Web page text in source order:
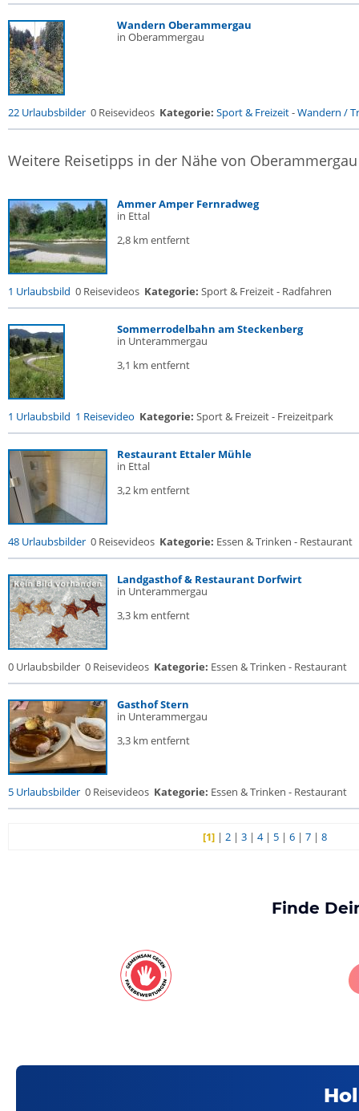
Wandern Oberammergau
in Oberammergau
22 Urlaubsbilder 0 Reisevideos Kategorie: Sport & Freizeit-Wandern /
Weitere Reisetipps in der Nähe von Oberammergau
Ammer Amper Fernradweg
in Ettal
2,8 km entfernt
1 Urlaubsbild 0 Reisevideos Kategorie: Sport & Freizeit - Radfahren
Sommerrodelbahn am Steckenberg
in Unterammergau
3,1 km entfernt
1 Urlaubsbild 1 Reisevideo Kategorie: Sport & Freizeit - Freizeitpark
Restaurant Ettaler Mühle
in Ettal
3,2 km entfernt
48 Urlaubsbilder 0 Reisevideos Kategorie: Essen & Trinken - Restaurant
Landgasthof & Restaurant Dorfwirt
in Unterammergau
3,3 km entfernt
0 Urlaubsbilder 0 Reisevideos Kategorie: Essen & Trinken - Restaurant
Gasthof Stern
in Unterammergau
3,3 km entfernt
5 Urlaubsbilder 0 Reisevideos Kategorie: Essen & Trinken - Restaurant
[1] |2 |3 |4| 5 |6 |7 |8
Finde